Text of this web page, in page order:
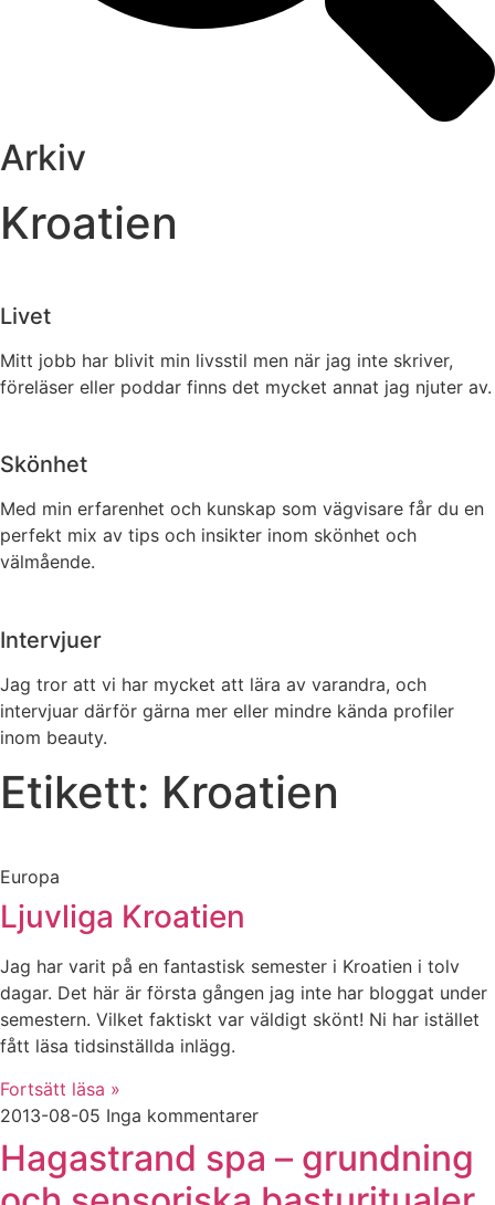
Arkiv
Kroatien
Livet
Mitt jobb har blivit min livsstil men när jag inte skriver,
föreläser eller poddar finns det mycket annat jag njuter av.
Skönhet
Med min erfarenhet och kunskap som vägvisare får du en
perfekt mix av tips och insikter inom skönhet och
välmående.
Intervjuer
Jag tror att vi har mycket att lära av varandra, och
intervjuar därför gärna mer eller mindre kända profiler
inom beauty.
Etikett: Kroatien
Europa
Ljuvliga Kroatien
Jag har varit på en fantastisk semester i Kroatien i tolv
dagar. Det här är första gången jag inte har bloggat under
semestern. Vilket faktiskt var väldigt skönt! Ni har istället
fått läsa tidsinställda inlägg.
Fortsätt läsa »
2013-08-05 Inga kommentarer
Hagastrand spa – grundning